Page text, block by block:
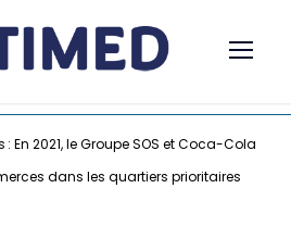
En 2021, le Groupe SOS et Coca-Cola
dans les quartiers prioritaires